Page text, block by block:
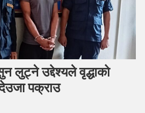
लुट्ने उद्देश्यले वृद्धाको
पक्राउ